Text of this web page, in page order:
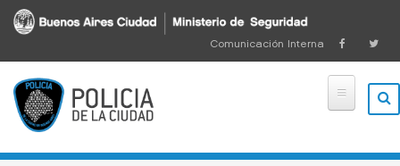
Pasar al contenido principal
Comunicación Interna